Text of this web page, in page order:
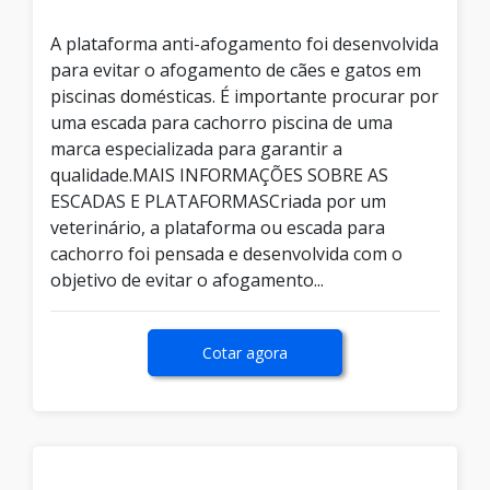
A plataforma anti-afogamento foi desenvolvida
para evitar o afogamento de cães e gatos em
piscinas domésticas. É importante procurar por
uma escada para cachorro piscina de uma
marca especializada para garantir a
qualidade.MAIS INFORMAÇÕES SOBRE AS
ESCADAS E PLATAFORMASCriada por um
veterinário, a plataforma ou escada para
cachorro foi pensada e desenvolvida com o
objetivo de evitar o afogamento...
Cotar agora